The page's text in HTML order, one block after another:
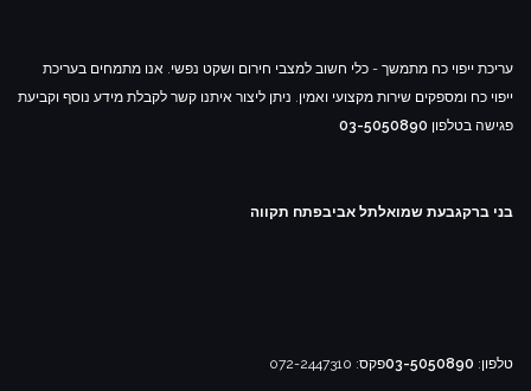
עריכת ייפוי כח מתמשך - כלי חשוב למצבי חירום ושקט נפשי. אנו מתמחים בעריכת
ייפוי כח ומספקים שירות מקצועי ואמין. ניתן ליצור איתנו קשר לקבלת מידע נוסף וקביעת
פגישה בטלפון 03-5050890
בני ברקגבעת שמואלתל אביבפתח תקווה
טלפון: 03-5050890פקס: 072-2447310